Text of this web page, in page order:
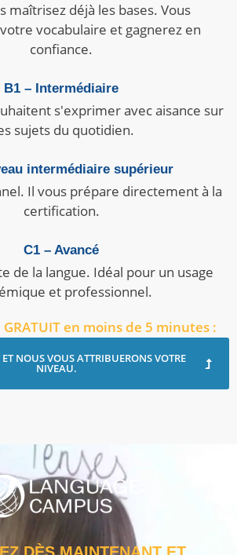
maîtrisez déjà les bases. Vous
vocabulaire et gagnerez en
confiance.
B1 – Intermédiaire
s'exprimer avec aisance sur
sujets du quotidien.
intermédiaire supérieur
Il vous prépare directement à la
certification.
C1 – Avancé
de la langue. Idéal pour un usage
et professionnel.
en moins de 5 minutes :
ET NOUS VOUS ATTRIBUERONS VOTRE
NIVEAU.